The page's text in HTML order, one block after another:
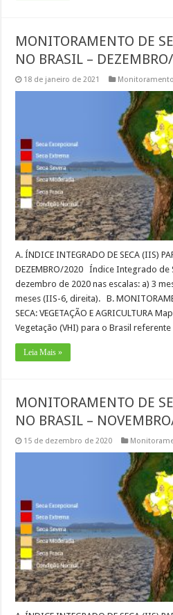
MONITORAMENTO DE
NO BRASIL –
18 de janeiro de 2021
A. ÍNDICE INTEGRADO DE SECA (IIS)
DEZEMBRO/2020 Índice Integrado de
dezembro de 2020 nas escalas: a) 3
meses (IIS-6, direita). B.
SECA: VEGETAÇÃO E AGRICULTURA
Vegetação (VHI) para o Brasil
Leia Mais »
MONITORAMENTO DE
NO BRASIL –
15 de dezembro de 2020